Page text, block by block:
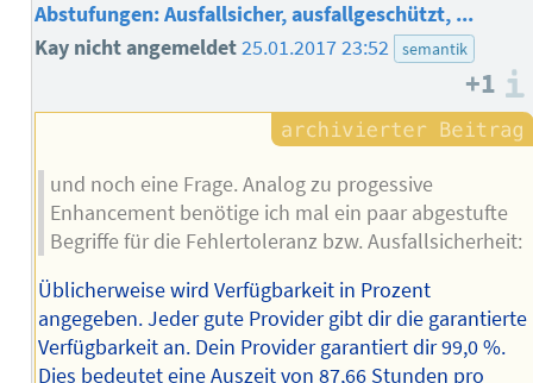
Abstufungen: Ausfallsicher, ausfallgeschützt, ...
Kay nicht angemeldet25.01.2017 23:52 semantik
+1
und noch eine Frage. Analog zu progessive
Enhancement benötige ich mal ein paar abgestufte
Begriffe für die Fehlertoleranz bzw. Ausfallsicherheit:
Üblicherweise wird Verfügbarkeit in Prozent
angegeben. Jeder gute Provider gibt dir die garantierte
Verfügbarkeit an. Dein Provider garantiert dir 99,0 %.
Dies bedeutet eine Auszeit von 87,66 Stunden pro